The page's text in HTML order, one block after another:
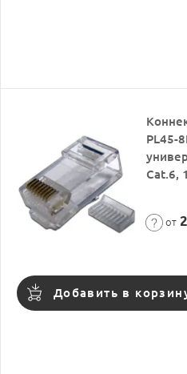
PL45-
Cat.6,
от
Добавить в